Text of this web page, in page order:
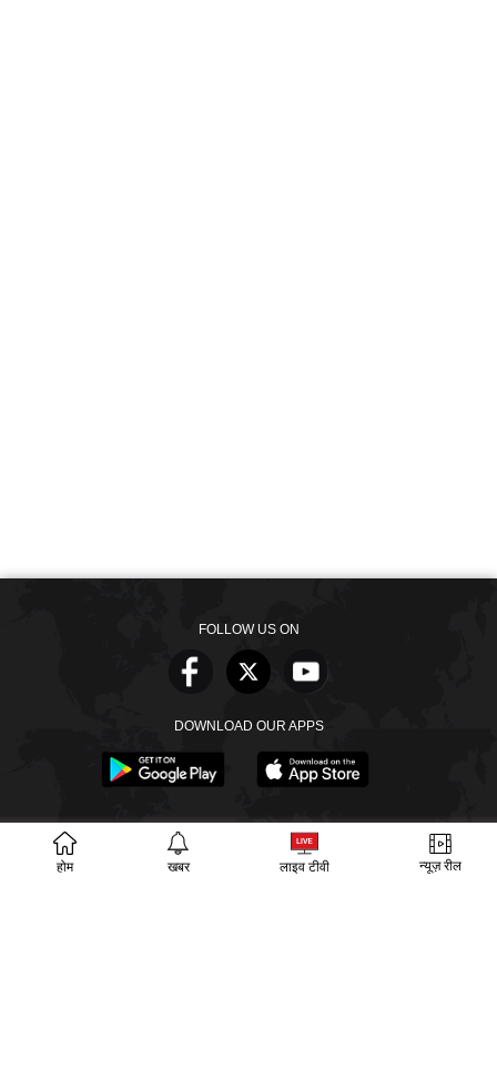
होम खबर लाइव टीवी न्यूज़ रील
FOLLOW US ON
DOWNLOAD OUR APPS
SECTIONS खबरें वेब स्टोरीज बायोग्राफी
ईपेपर गूगल समाचार